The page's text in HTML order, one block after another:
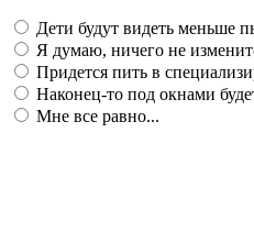
Дети будут видеть меньше
Я думаю, ничего не
Придется пить в
Наконец-то под окнами
Мне все равно...